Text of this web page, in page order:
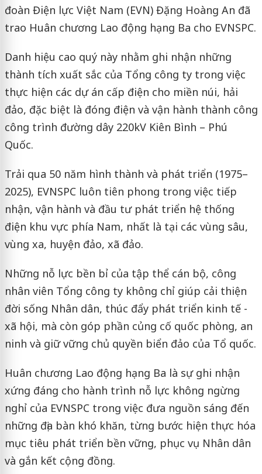
đoàn Điện lực Việt Nam (EVN) Đặng Hoàng An đã
trao Huân chương Lao động hạng Ba cho EVNSPC.
Danh hiệu cao quý này nhằm ghi nhận những
thành tích xuất sắc của Tổng công ty trong việc
thực hiện các dự án cấp điện cho miền núi, hải
đảo, đặc biệt là đóng điện và vận hành thành công
công trình đường dây 220kV Kiên Bình – Phú
Quốc.
Trải qua 50 năm hình thành và phát triển (1975–
2025), EVNSPC luôn tiên phong trong việc tiếp
nhận, vận hành và đầu tư phát triển hệ thống
điện khu vực phía Nam, nhất là tại các vùng sâu,
vùng xa, huyện đảo, xã đảo.
Những nỗ lực bền bỉ của tập thể cán bộ, công
nhân viên Tổng công ty không chỉ giúp cải thiện
đời sống Nhân dân, thúc đẩy phát triển kinh tế -
xã hội, mà còn góp phần củng cố quốc phòng, an
ninh và giữ vững chủ quyền biển đảo của Tổ quốc.
Huân chương Lao động hạng Ba là sự ghi nhận
xứng đáng cho hành trình nỗ lực không ngừng
nghỉ của EVNSPC trong việc đưa nguồn sáng đến
những địa bàn khó khăn, từng bước hiện thực hóa
mục tiêu phát triển bền vững, phục vụ Nhân dân
và gắn kết cộng đồng.